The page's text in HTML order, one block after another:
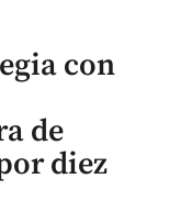
con
de
diez